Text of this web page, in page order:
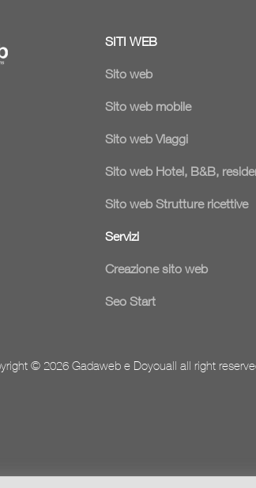
SITI WEB
Sito web
Sito web mobile
Sito web Viaggi
Sito web Hotel, B&B,
Sito web Strutture ricettive
Servizi
Creazione sito web
Seo Start
© 2026 Gadaweb e Doyouall all right